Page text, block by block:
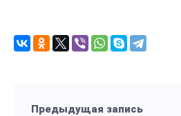
Предыдущая запись